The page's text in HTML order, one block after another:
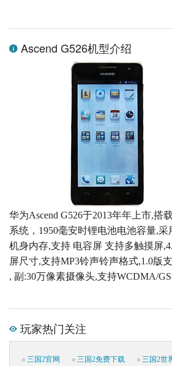
Ascend G526机型介绍
华为Ascend G526于2013年年上市,搭
系统，1950毫安时锂电池电池容量,
机身内存,支持 电容屏 支持多触摸屏
屏尺寸,支持MP3铃声铃声格式,1.0版
, 副:30万像素摄像头,支持WCDMA/
玩家热门关注
三国2官网 三国2免费下载 三国2世